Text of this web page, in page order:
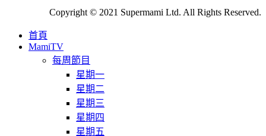
Copyright © 2021 Supermami Ltd. All Rights Reserved.
首頁
MamiTV
每周節目
星期一
星期二
星期三
星期四
星期五